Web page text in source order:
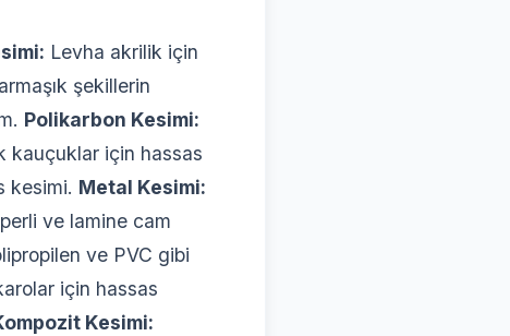
Levha akrilik için
şekillerin
Polikarbon Kesimi:
kauçuklar için hassas
kesimi. Metal Kesimi:
ve lamine cam
ve PVC gibi
için hassas
Kesimi: